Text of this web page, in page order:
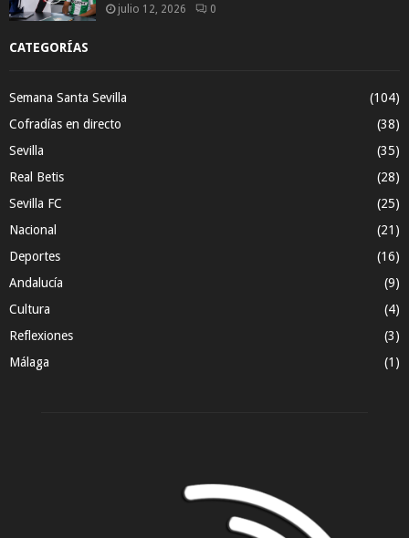
julio 12, 2026 0
CATEGORÍAS
Semana Santa Sevilla
(104)
Cofradías en directo
(38)
Sevilla
(35)
Real Betis
(28)
Sevilla FC
(25)
Nacional
(21)
Deportes
(16)
Andalucía
(9)
Cultura
(4)
Reflexiones
(3)
Málaga
(1)